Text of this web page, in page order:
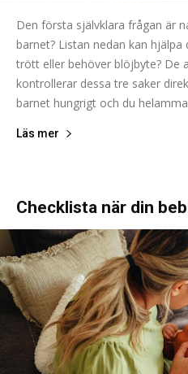
Den första självklara frågan är
barnet? Listan nedan kan
trött eller behöver blöjbyte? De
kontrollerar dessa tre saker
barnet hungrigt och du
Läs mer
Checklista när din